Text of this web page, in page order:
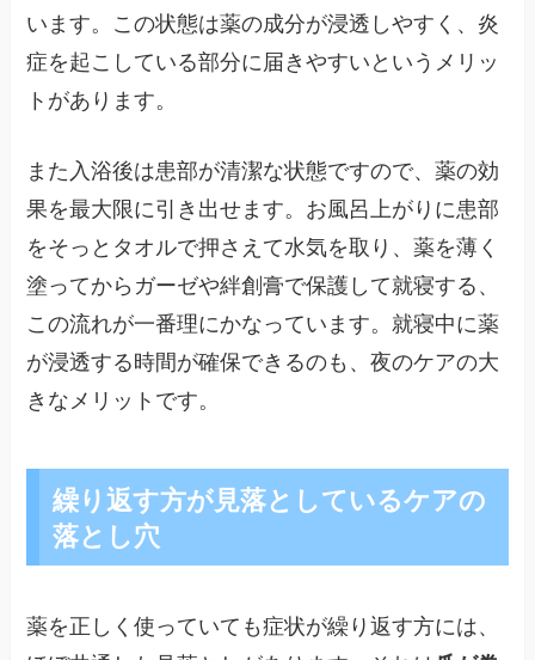
います。この状態は薬の成分が浸透しやすく、炎
症を起こしている部分に届きやすいというメリッ
トがあります。
また入浴後は患部が清潔な状態ですので、薬の効
果を最大限に引き出せます。お風呂上がりに患部
をそっとタオルで押さえて水気を取り、薬を薄く
塗ってからガーゼや絆創膏で保護して就寝する、
この流れが一番理にかなっています。就寝中に薬
が浸透する時間が確保できるのも、夜のケアの大
きなメリットです。
繰り返す方が見落としているケアの
落とし穴
薬を正しく使っていても症状が繰り返す方には、